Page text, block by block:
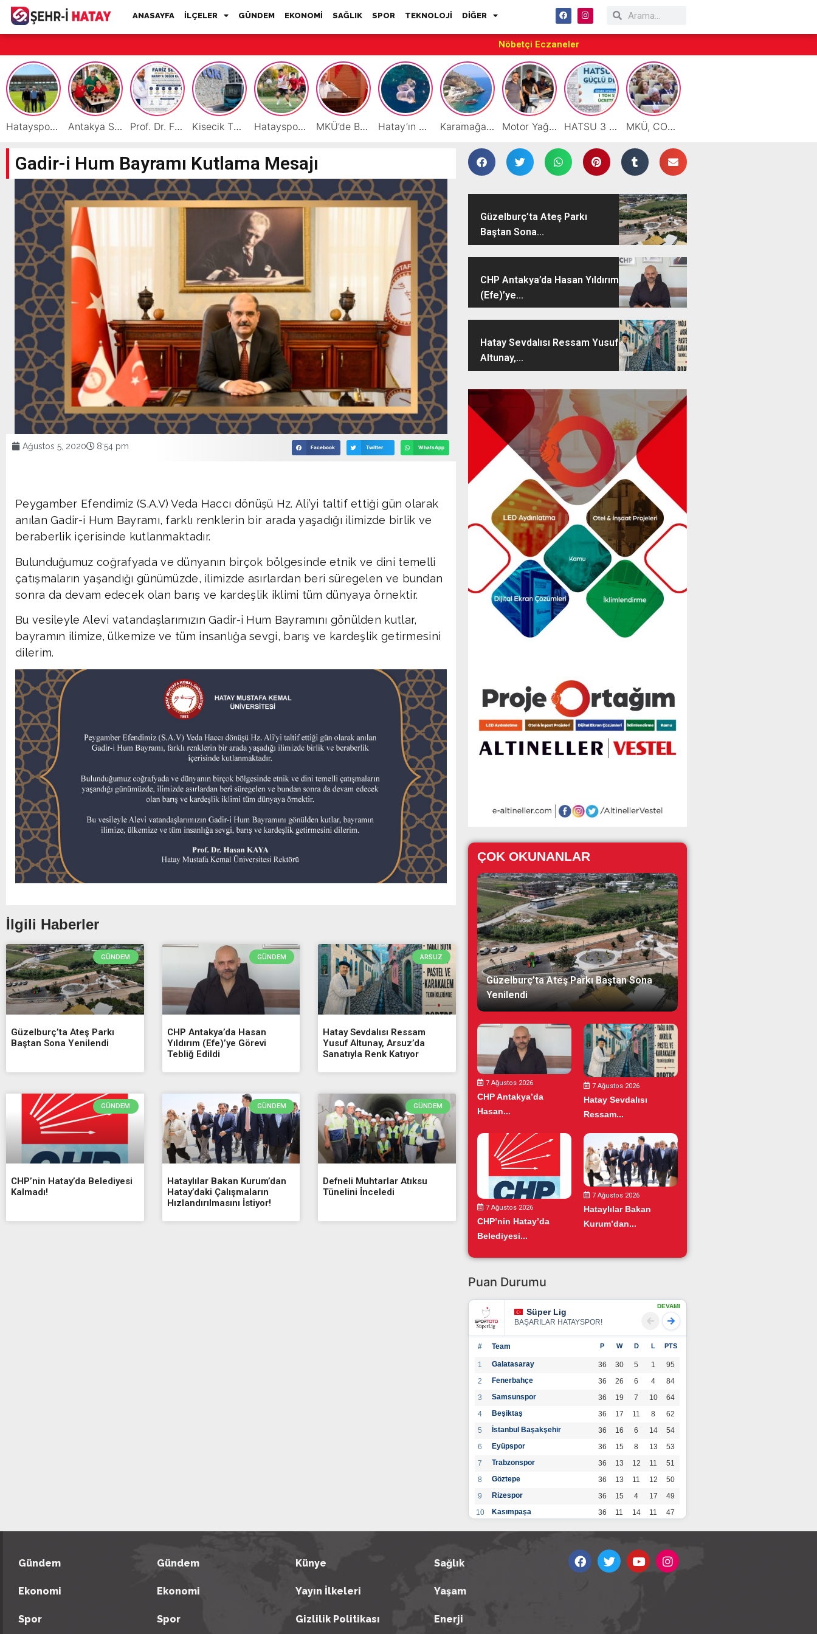
ANASAYFA İLÇELER GÜNDEM EKONOMİ SAĞLIK SPOR TEKNOLOJİ DİĞER
Nöbetçi Eczaneler
Hatayspor İç Saha Maçlarını Reyhanlı’da Oynamaya Hazırlanıyor Antakya Simidi Türkiye’nin Lezzet Zirvesinde Prof. Dr. Fariz Selimli, Uluslararası Başarılarıyla Hatay’a Değer Katıyor Kisecik TOKİ’lere Toplu Ulaşım Hizmeti Başladı Hatayspor’daki büyük kriz gençler için büyük bir fırsat MKÜ’de BAP ve TÜBİTAK 1001 Projeleri Masaya Yatırıldı Hatay’ın Deniz ve Sahillerini Kirleten Tesislere Ceza Yağdı! Karamağara Koyu Doğu Akdeniz’in Turizm Yıldızı Oluyor Motor Yağı ve Aküde Güvenilir Hizmet Antakya’da Başladı HATSU 3 İlçede Ağustos Ayı Faturalarında Bir Ton Suyu Ücretsiz Tanımladı MKÜ, COP31 Hazırlık Sürecinde Bilim Diplomasisine Katkı Sunacak
Gadir-i Hum Bayramı Kutlama Mesajı
Ağustos 5, 2020 8:54 pm Facebook Twitter WhatsApp
Peygamber Efendimiz (S.A.V) Veda Haccı dönüşü Hz. Ali’yi taltif ettiği gün olarak
anılan Gadir-i Hum Bayramı, farklı renklerin bir arada yaşadığı ilimizde birlik ve
beraberlik içerisinde kutlanmaktadır.
Bulunduğumuz coğrafyada ve dünyanın birçok bölgesinde etnik ve dini temelli
çatışmaların yaşandığı günümüzde, ilimizde asırlardan beri süregelen ve bundan
sonra da devam edecek olan barış ve kardeşlik iklimi tüm dünyaya örnektir.
Bu vesileyle Alevi vatandaşlarımızın Gadir-i Hum Bayramını gönülden kutlar,
bayramın ilimize, ülkemize ve tüm insanlığa sevgi, barış ve kardeşlik getirmesini
dilerim.
İlgili Haberler
GÜNDEM
Güzelburç’ta Ateş Parkı
Baştan Sona Yenilendi
GÜNDEM
CHP Antakya’da Hasan
Yıldırım (Efe)’ye Görevi
Tebliğ Edildi
ARSUZ
Hatay Sevdalısı Ressam
Yusuf Altunay, Arsuz’da
Sanatıyla Renk Katıyor
GÜNDEM
CHP’nin Hatay’da Belediyesi
Kalmadı!
GÜNDEM
Hataylılar Bakan Kurum’dan
Hatay’daki Çalışmaların
Hızlandırılmasını İstiyor!
GÜNDEM
Defneli Muhtarlar Atıksu
Tünelini İnceledi
Güzelburç’ta Ateş Parkı
Baştan Sona...
CHP Antakya’da Hasan Yıldırım
(Efe)’ye...
Hatay Sevdalısı Ressam Yusuf
Altunay,...
ÇOK OKUNANLAR
Güzelburç’ta Ateş Parkı Baştan Sona
Yenilendi
7 Ağustos 2026
CHP Antakya’da
Hasan...
7 Ağustos 2026
Hatay Sevdalısı
Ressam...
7 Ağustos 2026
CHP’nin Hatay’da
Belediyesi...
7 Ağustos 2026
Hataylılar Bakan
Kurum’dan...
Puan Durumu
Süper Lig
BAŞARILAR HATAYSPOR!
DEVAMI
# Team P W D L PTS
1 Galatasaray 36 30 5 1
95
2
Fenerbahçe 36 26 6 4
84
3
Samsunspor 36 19 7 10
64
4
Beşiktaş 36 17 11 8
62
5
İstanbul Başakşehir 36 16 6 14
54
6
Eyüpspor 36 15 8 13
53
7
Trabzonspor 36 13 12 11
51
8
Göztepe 36 13 11 12
50
9
Rizespor 36 15 4 17
49
10
Kasımpaşa 36 11 14 11
47
36 12 9 15
45
Gündem
Ekonomi
Spor
Gündem
Ekonomi
Spor
Künye
Yayın İlkeleri
Gizlilik Politikası
Sağlık
Yaşam
Enerji